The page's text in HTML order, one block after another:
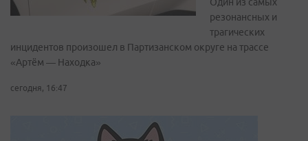
Один из самых
резонансных и
трагических
инцидентов произошел в Партизанском округе на трассе
«Артём — Находка»
сегодня, 16:47